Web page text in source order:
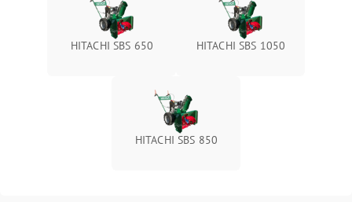
Повреждение троса
Подробнее →
1000 ₽
HITACHI SBS 650 HITACHI SBS 1050
HITACHI SBS 850